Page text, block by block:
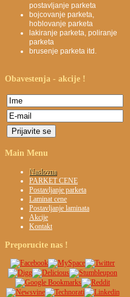
postavljanje parketa
bojcovanje parketa,
hoblovanje parketa
lakiranje parketa, poliranje
parketa
brusenje parketa itd.
Obavestenja - akcije !
Main Menu
Naslovna
PARKET CENE
Postavljanje parketa
Laminat cene
Postavljanje laminata
Akcije
Kontakt
Preporucite nas !